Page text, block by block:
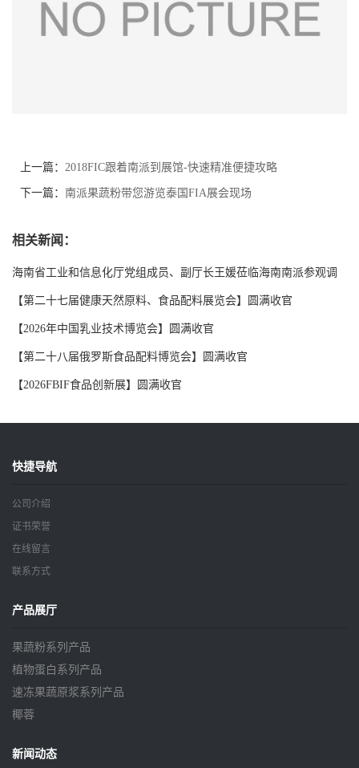
上一篇： 2018FIC跟着南派到展馆-快速精准便捷攻略
下一篇： 南派果蔬粉带您游览泰国FIA展会现场
相关新闻：
海南省工业和信息化厅党组成员、副厅长王媛莅临海南南派参观调
研
【第二十七届健康天然原料、食品配料展览会】圆满收官
【2026年中国乳业技术博览会】圆满收官
【第二十八届俄罗斯食品配料博览会】圆满收官
【2026FBIF食品创新展】圆满收官
快捷导航
公司介绍
证书荣誉
在线留言
联系方式
产品展厅
果蔬粉系列产品
植物蛋白系列产品
速冻果蔬原浆系列产品
椰蓉
新闻动态